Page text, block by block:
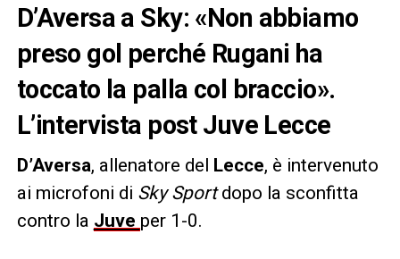
D’Aversa a Sky: «Non abbiamo
preso gol perché Rugani ha
toccato la palla col braccio».
L’intervista post Juve Lecce
D’Aversa, allenatore del Lecce, è intervenuto
ai microfoni di Sky Sportdopo la sconfitta
contro la Juve per 1-0.